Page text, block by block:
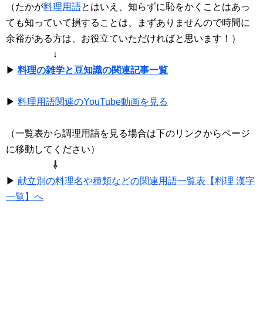
（たかが料理用語とはいえ、知らずに恥をかくことはあっ
ても知っていて損することは、まずありませんので時間に
余裕がある方は、お役立ていただければと思います！）
↓
▶ 料理の雑学と豆知識の関連記事一覧
▶ 料理用語関連のYouTube動画を見る
（一覧表から調理用語を見る場合は下のリンクからページ
に移動してください）
⇩
▶ 献立別の料理名や種類などの関連用語一覧表【料理 漢字
一覧】へ